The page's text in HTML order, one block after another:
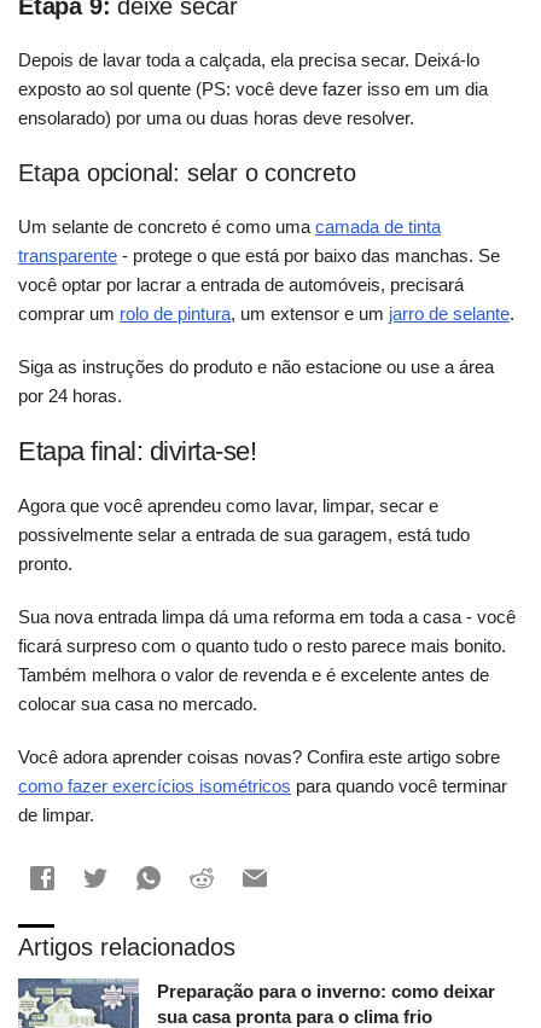
Etapa 9: deixe secar
Depois de lavar toda a calçada, ela precisa secar. Deixá-lo
exposto ao sol quente (PS: você deve fazer isso em um dia
ensolarado) por uma ou duas horas deve resolver.
Etapa opcional: selar o concreto
Um selante de concreto é como uma camada de tinta
transparente - protege o que está por baixo das manchas. Se
você optar por lacrar a entrada de automóveis, precisará
comprar um rolo de pintura, um extensor e um jarro de selante.
Siga as instruções do produto e não estacione ou use a área
por 24 horas.
Etapa final: divirta-se!
Agora que você aprendeu como lavar, limpar, secar e
possivelmente selar a entrada de sua garagem, está tudo
pronto.
Sua nova entrada limpa dá uma reforma em toda a casa - você
ficará surpreso com o quanto tudo o resto parece mais bonito.
Também melhora o valor de revenda e é excelente antes de
colocar sua casa no mercado.
Você adora aprender coisas novas? Confira este artigo sobre
como fazer exercícios isométricos para quando você terminar
de limpar.
Artigos relacionados
Preparação para o inverno: como deixar
sua casa pronta para o clima frio